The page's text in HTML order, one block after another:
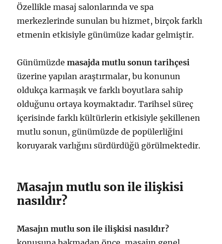
Özellikle masaj salonlarında ve spa
merkezlerinde sunulan bu hizmet, birçok farklı
etmenin etkisiyle günümüze kadar gelmiştir.
Günümüzdemasajda mutlu sonun tarihçesi
üzerine yapılan araştırmalar, bu konunun
oldukça karmaşık ve farklı boyutlara sahip
olduğunu ortaya koymaktadır. Tarihsel süreç
içerisinde farklı kültürlerin etkisiyle şekillenen
mutlu sonun, günümüzde de popülerliğini
koruyarak varlığını sürdürdüğü görülmektedir.
Masajın mutlu son ile ilişkisi
nasıldır?
Masajın mutlu son ile ilişkisi nasıldır?